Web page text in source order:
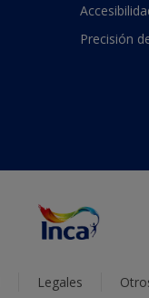
Precisión
Legales